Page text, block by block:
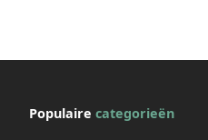
Populaire categorieën